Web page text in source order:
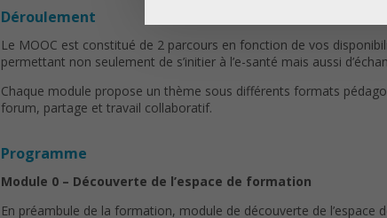
Déroulement
Le MOOC est constitué de 2 parcours en fonction de vos
permettant non seulement de s’initier à l’e-santé mais aussi
Chaque module propose un thème sous différents formats
forum, partage et travail collaboratif.
Programme
Module 0 – Découverte de l’espace de formation
En préambule de la formation, module de découverte de